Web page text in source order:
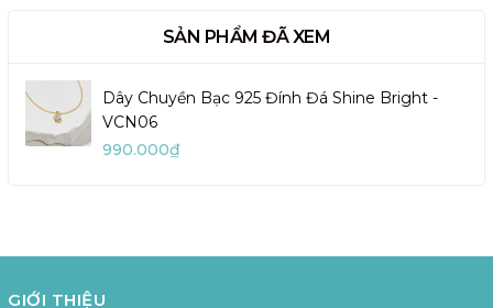
SẢN PHẨM ĐÃ XEM
Dây Chuyền Bạc 925 Đính Đá Shine Bright -
VCN06
990.000₫
GIỚI THIỆU